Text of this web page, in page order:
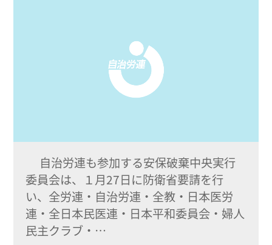
自治労連も参加する安保破棄中央実行
委員会は、１月27日に防衛省要請を行
い、全労連・自治労連・全教・日本医労
連・全日本民医連・日本平和委員会・婦人
民主クラブ・…